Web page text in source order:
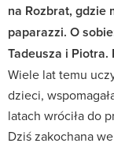
na Rozbrat, gdzie
paparazzi. O
Tadeusza i Piotra.
Wiele lat temu
dzieci,
latach wróciła do
Dziś zakochana